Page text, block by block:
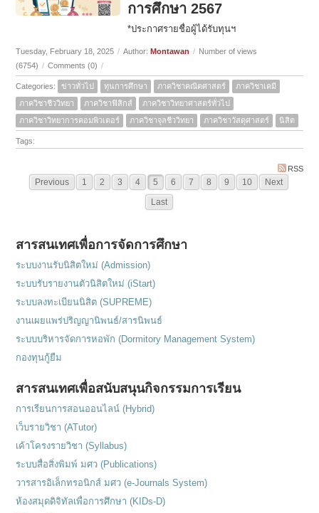
การศึกษา 2567
*ประกาศรายชื่อผู้ได้รับทุนฯ
Tuesday, February 18, 2025 / Author:Montawan / Number of views
(6754) / Comments (0) /
Categories: ข่าวทั่วไป ทุนการศึกษา ภาควิชาคณิตศาสตร์
ภาควิชาเคมี
ภาควิชาชีววิทยา
ภาควิชาฟิสิกส์
ภาควิชาวิทยาศาสตร์ทั่วไป
ภาควิชาวิทยาการคอมพิวเตอร์
ภาควิชาจุลชีววิทยา ภาควิชาวัสดุศาสตร์ นิสิต
Tags:
RSS
Previous 1 2 3 4 5 6 7 8 9 10
Next
Last
สารสนเทศเพื่อการจัดการศึกษา
ระบบงานรับนิสิตใหม่ (Admission)
ระบบรับรายงานตัวนิสิตใหม่ (iStart)
ระบบลงทะเบียนนิสิต (SUPREME)
งานเผยแพร่ปริญญานิพนธ์/สารนิพนธ์
ระบบบริหารจัดการหอพัก (Dormitory Management System)
กองทุนกู้ยืม
สารสนเทศเพื่อสนับสนุนกิจกรรมการเรียน
การเรียนการสอนออนไลน์ (Hybrid)
เว็บรายวิชา (ATutor)
เค้าโครงรายวิชา (Syllabus)
ระบบสื่อสิ่งพิมพ์ มศว (Publications)
วารสารอิเล็กทรอนิกส์ มศว (e-Journals System)
ห้องสมุดดิจิทัลเพื่อการศึกษา (KIDs-D)